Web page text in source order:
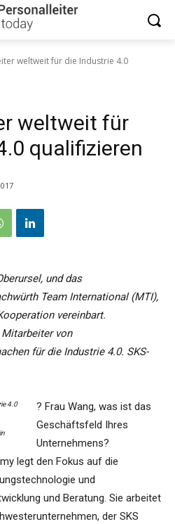
weltweit für die Industrie 4.0
weltweit für
qualifizieren
und das
Team International (MTI),
vereinbart.
von
für die Industrie 4.0. SKS-
? Frau Wang, was ist das
Geschäftsfeld Ihres
Unternehmens?
legt den Fokus auf die
und
und Beratung. Sie arbeitet
der SKS